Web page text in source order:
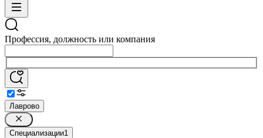
Профессия, должность или компания
Лаврово
Специализации1